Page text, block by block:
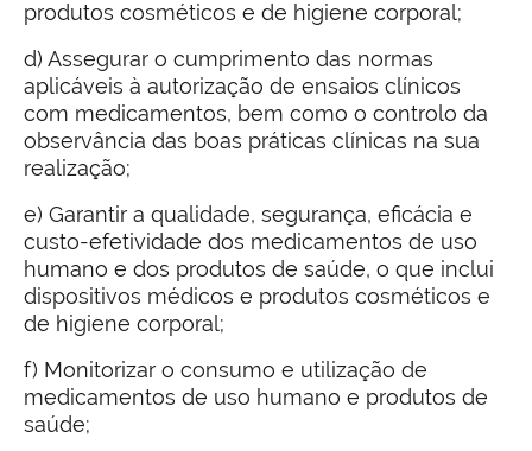
produtos cosméticos e de higiene corporal;
d) Assegurar o cumprimento das normas
aplicáveis à autorização de ensaios clínicos
com medicamentos, bem como o controlo da
observância das boas práticas clínicas na sua
realização;
e) Garantir a qualidade, segurança, eficácia e
custo-efetividade dos medicamentos de uso
humano e dos produtos de saúde, o que inclui
dispositivos médicos e produtos cosméticos e
de higiene corporal;
f) Monitorizar o consumo e utilização de
medicamentos de uso humano e produtos de
saúde;